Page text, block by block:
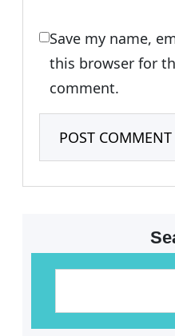
Save my name,
this browser for
comment.